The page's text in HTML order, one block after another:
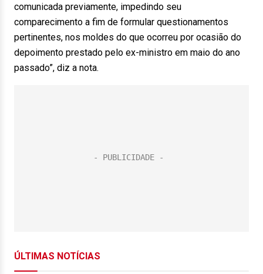
comunicada previamente, impedindo seu
comparecimento a fim de formular questionamentos
pertinentes, nos moldes do que ocorreu por ocasião do
depoimento prestado pelo ex-ministro em maio do ano
passado”, diz a nota.